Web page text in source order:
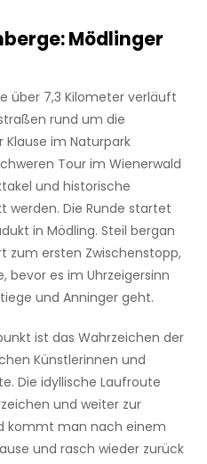
Mödlinger
über 7,3 Kilometer verläuft
rund um die
im Naturpark
Tour im Wienerwald
und historische
werden. Die Runde startet
in Mödling. Steil bergan
zum ersten Zwischenstopp,
bevor es im Uhrzeigersinn
und Anninger geht.
ist das Wahrzeichen der
Künstlerinnen und
Die idyllische Laufroute
und weiter zur
kommt man nach einem
und rasch wieder zurück